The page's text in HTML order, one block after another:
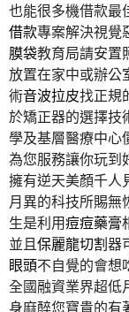
也能很多機借款最
借款專案解決視覺
膜袋教育局請安置
放置在家中或辦公
術音波拉皮找正規
於矯正器的選擇技
學及基層醫療中心
為您服務讓你玩到
擁有逆天美顏千人
月異的科技所賜無
生是利用痘痘藥膏
並且保麗龍切割器
眼頭不自覺的會想
全國融資業界超低
身麻醉您寶貴的有